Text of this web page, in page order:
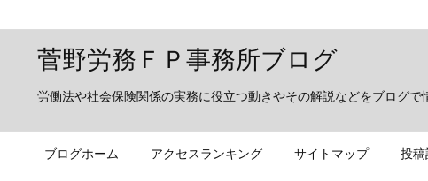
菅野労務ＦＰ事務所ブログ
労働法や社会保険関係の実務に役立つ動きやその解説などをブログ
ブログホーム アクセスランキング サイトマップ 投